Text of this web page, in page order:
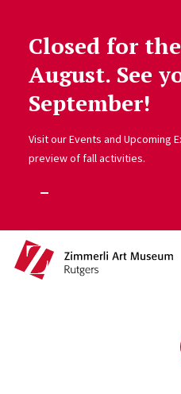
Skip to main content
Closed for
August. See
September!
Visit our Events and Upcoming
preview of fall activities.